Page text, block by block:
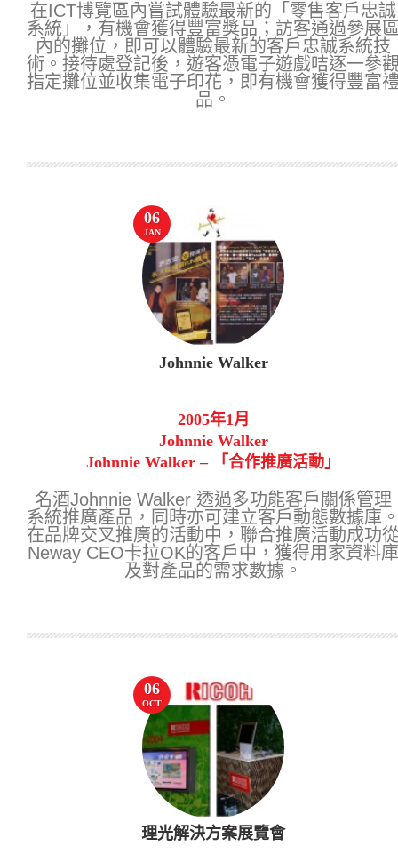
在ICT博覽區內嘗試體驗最新的「零售客戶忠誠
系統」，有機會獲得豐富獎品；訪客通過參展
內的攤位，即可以體驗最新的客戶忠誠系統技
術。接待處登記後，遊客憑電子遊戲咭逐一參
指定攤位並收集電子印花，即有機會獲得豐富
品。
06
JAN
Johnnie Walker
2005年1月
Johnnie Walker
Johnnie Walker – 「合作推廣活動」
名酒Johnnie Walker 透過多功能客戶關係管理
系統推廣產品，同時亦可建立客戶動態數據庫
在品牌交叉推廣的活動中，聯合推廣活動成功
Neway CEO卡拉OK的客戶中，獲得用家資料庫
及對產品的需求數據。
06
OCT
理光解決方案展覽會